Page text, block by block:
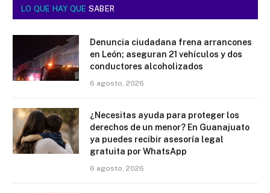
LO QUE HAY QUE SABER
Denuncia ciudadana frena arrancones
en León; aseguran 21 vehículos y dos
conductores alcoholizados
6 agosto, 2026
¿Necesitas ayuda para proteger los
derechos de un menor? En Guanajuato
ya puedes recibir asesoría legal
gratuita por WhatsApp
6 agosto, 2026